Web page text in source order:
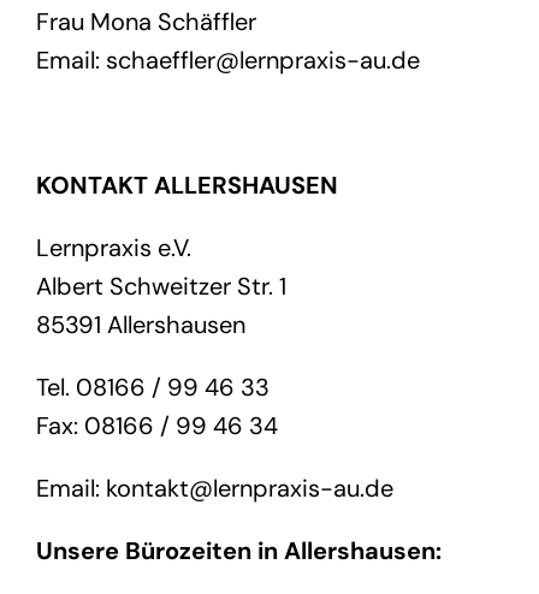
Frau Mona Schäffler
Email: schaeffler@lernpraxis-au.de
KONTAKT ALLERSHAUSEN
Lernpraxis e.V.
Albert Schweitzer Str. 1
85391 Allershausen
Tel. 08166 / 99 46 33
Fax: 08166 / 99 46 34
Email: kontakt@lernpraxis-au.de
Unsere Bürozeiten in Allershausen: